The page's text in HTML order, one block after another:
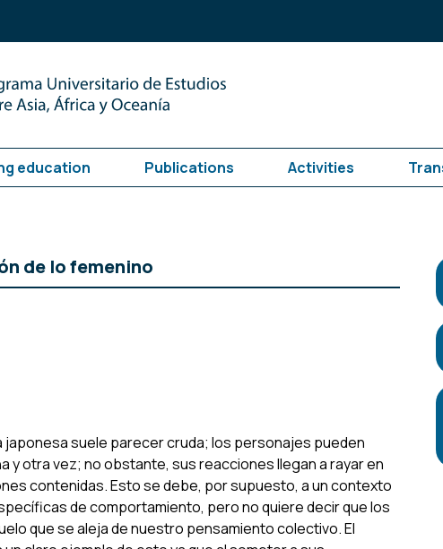
education Publications Activities
de lo femenino
suele parecer cruda; los personajes pueden
y otra vez; no obstante, sus reacciones llegan a rayar en
contenidas. Esto se debe, por supuesto, a un contexto
de comportamiento, pero no quiere decir que los
que se aleja de nuestro pensamiento colectivo. El